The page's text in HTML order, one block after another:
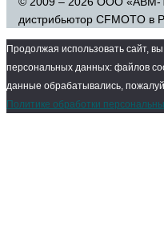
дистрибьютор CFMOTO в
Продолжая использовать сайт,
персональных данных: файлов
данные обрабатывались,
Политике обработки